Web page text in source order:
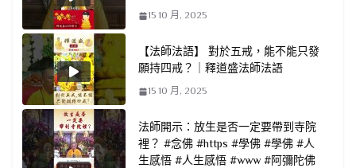
15 10 月, 2025
【法師法語】 對於五戒，能不能只發
願持四戒？｜釋道盛法師法語
15 10 月, 2025
法師開示：放生是否一定要帶到寺院
裡？ #念佛 #https #學佛 #學佛 #人
生感悟 #人生感悟 #www #阿彌陀佛